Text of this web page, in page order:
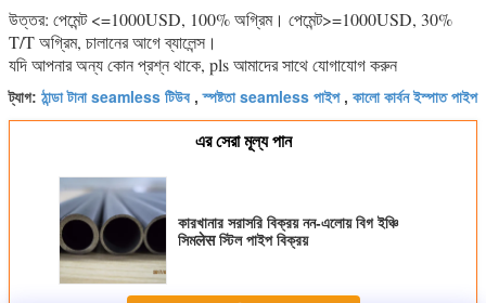
উত্তর: পেমেন্ট <=1000USD, 100% অগ্রিম। পেমেন্ট>=1000USD, 30%
T/T অগ্রিম, চালানের আগে ব্যালেন্স।
যদি আপনার অন্য কোন প্রশ্ন থাকে, pls আমাদের সাথে যোগাযোগ করুন
ট্যাগ: ঠান্ডা টানা seamless টিউব ,স্পষ্টতা seamless পাইপ, কালো কার্বন ইস্পাত পাইপ
এর সেরা মূল্য পান
কারখানার সরাসরি বিক্রয় নন-এলোয় বিগ ইঞ্চি
সিমलेस স্টিল পাইপ বিক্রয়